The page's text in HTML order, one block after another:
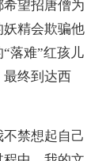
望招唐僧为
精会欺骗他
落难”红孩儿
最终到达西
禁想起自己